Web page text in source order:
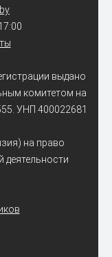
выдано
комитетом на
УНП 400022681
на право
деятельности